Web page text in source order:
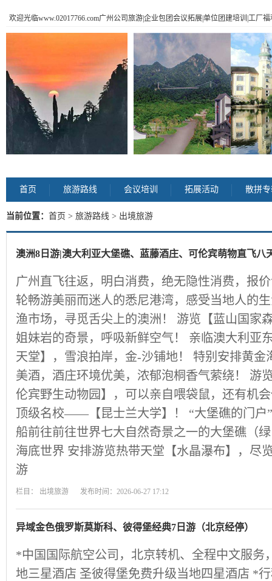
欢迎光临www.02017766.com广州公司旅游|企业包团会议拓展|单位团建培训|工厂
首页 旅游路线 会议培训 拓展活动 散拼
当前位置： 首页 > 旅游路线 > 出境旅游
澳洲8日游|澳大利亚大堡礁、蓝藤酒庄、可伦宾萌物直飞八
广州直飞往返，明白消费，绝无隐性消费，报
轮畅游美丽而迷人的悉尼港湾，感受当地人的
渔市场，寻觅舌尖上的澳洲！ 游览【蓝山国家
姐妹岩的奇景，呼吸新鲜空气！ 亲临澳大利亚
天堂】，雪浪拍岸，金-沙铺地！ 特别安排黄金
美酒，酒庄环境优美，浓郁泡桐香气萦绕！ 游
伦宾野生动物园】，可以亲自喂袋鼠，还有机
顶级名校——【昆士兰大学】！ “大堡礁的门户
船前往前往世界七大自然奇景之一的大堡礁（
海底世界 安排游览热带天堂【水晶瀑布】，尽
游
栏目： 出境旅游 发布时间：2026-06-27 17:12
异域金色俄罗斯莫斯科、彼得堡经典7日游（北京经停）
*中国国际航空公司，北京转机、全程中文服务
地三星酒店 圣彼得堡免费升级当地四星酒店 *